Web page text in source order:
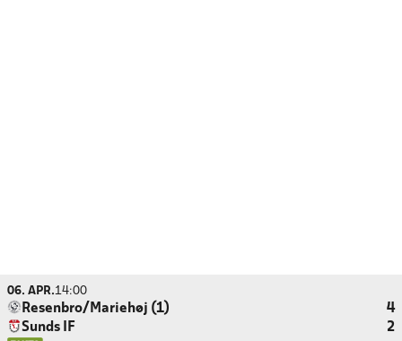
06. APR.14:00
Resenbro/Mariehøj (1)
4
Sunds IF
2